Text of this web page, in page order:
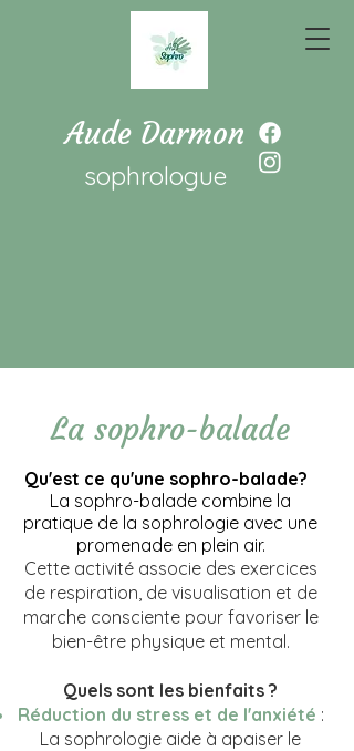
Aude Darmon
sophrologue
Qu'est ce qu'une sophro-balade?
La sophro-balade combine la
pratique de la sophrologie avec une
promenade en plein air.
Cette activité associe des exercices
de respiration, de visualisation et de
marche consciente pour favoriser le
bien-être physique et mental.
Quels sont les bienfaits ?
Réduction du stress et de l'anxiété :
La sophrologie aide à apaiser le
La sophro-balade